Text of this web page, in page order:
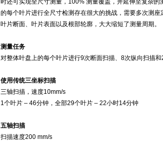
时还可实现全尺寸测量，100% 测量覆盖，并延伸至复杂
的每个叶片进行全尺寸检测存在很大的挑战，需要多次测
叶片断面、叶片表面以及根部轮廓，大大缩短了测量周期。
测量任务
对整体叶盘上的每个叶片进行9次断面扫描、8次纵向扫描
使用传统三坐标扫描
三轴扫描，速度10mm/s
1个叶片 – 46分钟，全部29个叶片 – 22小时14分钟
五轴扫描
扫描速度200 mm/s